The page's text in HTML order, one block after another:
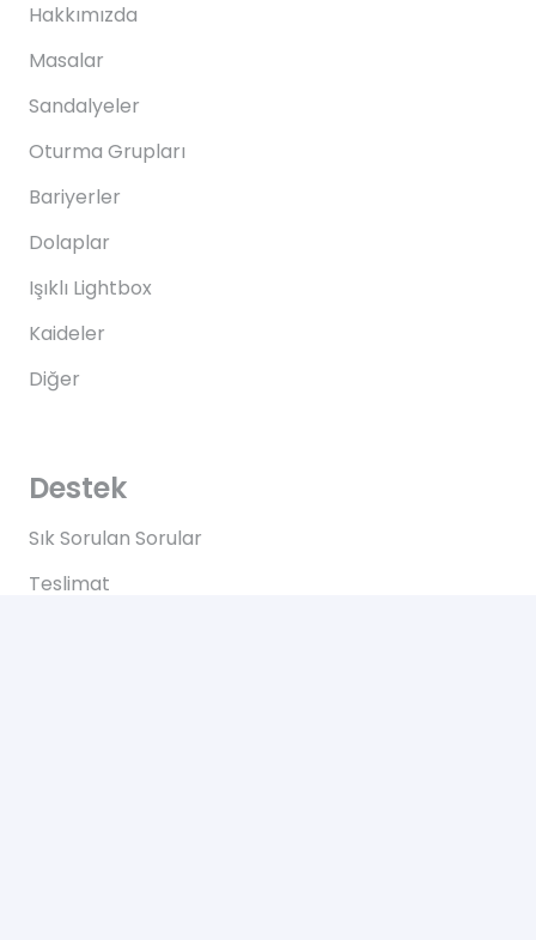
Hakkımızda
Masalar
Sandalyeler
Oturma Grupları
Bariyerler
Dolaplar
Işıklı Lightbox
Kaideler
Diğer
Destek
Sık Sorulan Sorular
Teslimat